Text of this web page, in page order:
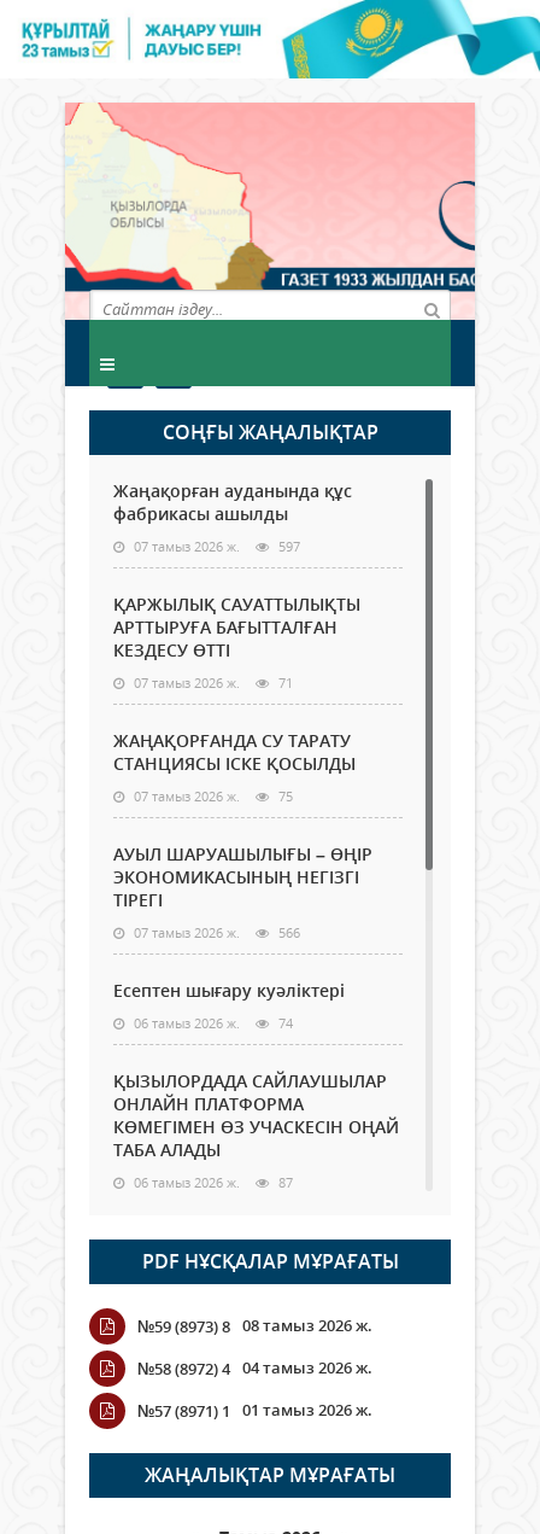
СОҢҒЫ ЖАҢАЛЫҚТАР
Жаңақорған ауданында құс
фабрикасы ашылды
07 тамыз 2026 ж. 597
ҚАРЖЫЛЫҚ САУАТТЫЛЫҚТЫ
АРТТЫРУҒА БАҒЫТТАЛҒАН
КЕЗДЕСУ ӨТТІ
07 тамыз 2026 ж. 71
ЖАҢАҚОРҒАНДА СУ ТАРАТУ
СТАНЦИЯСЫ ІСКЕ ҚОСЫЛДЫ
07 тамыз 2026 ж. 75
АУЫЛ ШАРУАШЫЛЫҒЫ – ӨҢІР
ЭКОНОМИКАСЫНЫҢ НЕГІЗГІ
ТІРЕГІ
07 тамыз 2026 ж. 566
Есептен шығару куәліктері
06 тамыз 2026 ж. 74
ҚЫЗЫЛОРДАДА САЙЛАУШЫЛАР
ОНЛАЙН ПЛАТФОРМА
КӨМЕГІМЕН ӨЗ УЧАСКЕСІН ОҢАЙ
ТАБА АЛАДЫ
06 тамыз 2026 ж. 87
Open Air: Қызылорда облысы
полиция департаменті 20
мыңнан астам көрерменнің
қауіпсіздігін қамтамасыз етті
06 тамыз 2026 ж.
Wi-Fi ҚАБЫРҒА АРҚЫЛЫ ҚАЛАЙ
ӨТЕДІ?
06 тамыз 2026 ж. 265
PDF НҰСҚАЛАР МҰРАҒАТЫ
№59 (8973) 8 08 тамыз 2026 ж.
№58 (8972) 4 04 тамыз 2026 ж.
№57 (8971) 1
01 тамыз 2026 ж.
ЖАҢАЛЫҚТАР МҰРАҒАТЫ